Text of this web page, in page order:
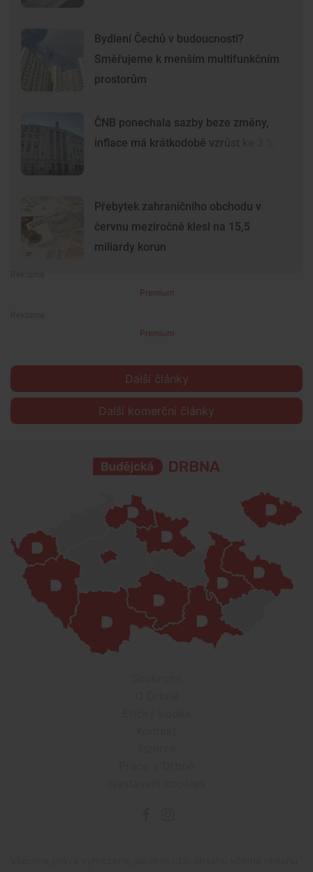
Bydlení Čechů v budoucnosti?
Směřujeme k menším multifunkčním
prostorům
ČNB ponechala sazby beze změny,
inflace má krátkodobě vzrůst ke 3 %
Přebytek zahraničního obchodu v
červnu meziročně klesl na 15,5
miliardy korun
Premium
Premium
Další články
Další komerční články